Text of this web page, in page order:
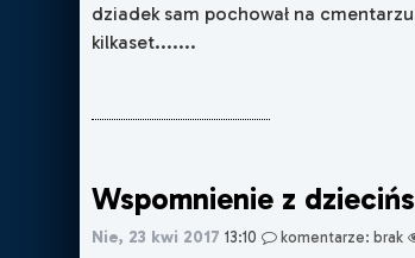
dziadek sam pochował na
kilkaset.......
Wspomnienie z
Nie, 23 kwi 2017 13:10 komentarze: brak